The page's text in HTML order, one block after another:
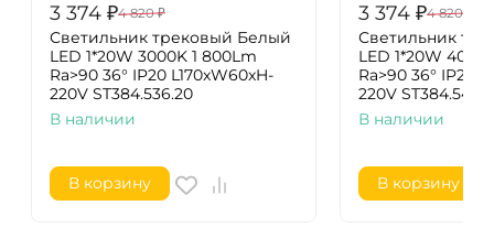
3 374 ₽4 820 ₽
Светильник трековый Белый
LED 1*20W 3000K 1 800Lm
Ra>90 36° IP20 L170xW60xH-
220V ST384.536.20
В наличии
В корзину
3 374 ₽4 820
Светильник
LED 1*20W
Ra>90 36° IP20
220V
В наличии
В корзину